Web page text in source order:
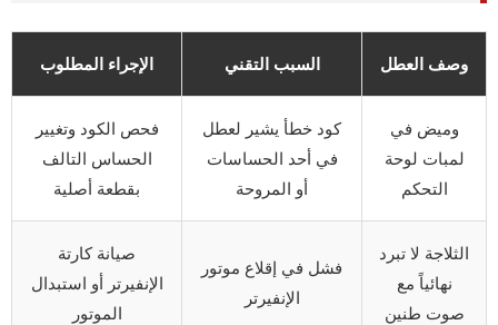
وصف العطل السبب التقني الإجراء المطلوب
وميض في
لمبات لوحة
التحكم
كود خطأ يشير لعطل
في أحد الحساسات
أو المروحة
فحص الكود وتغيير
الحساس التالف
بقطعة أصلية
الثلاجة لا تبرد
نهائياً مع
صوت طنين
فشل في إقلاع موتور
الإنفيرتر
صيانة كارتة
الإنفيرتر أو استبدال
الموتور